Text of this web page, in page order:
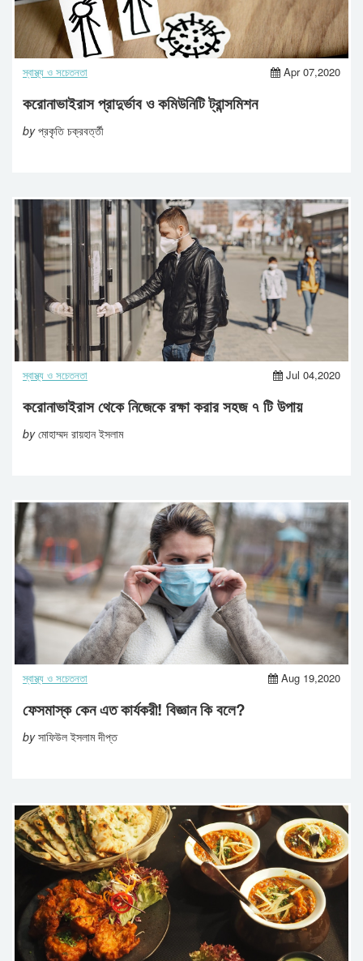
স্বাস্থ্য ও সচেতনতা Apr 07,2020
করোনাভাইরাস প্রাদুর্ভাব ও কমিউনিটি ট্রান্সমিশন
byপ্রকৃতি চক্রবর্ত্তী
স্বাস্থ্য ও সচেতনতা Jul 04,2020
করোনাভাইরাস থেকে নিজেকে রক্ষা করার সহজ ৭ টি উপায়
byমোহাম্মদ রায়হান ইসলাম
স্বাস্থ্য ও সচেতনতা Aug 19,2020
ফেসমাস্ক কেন এত কার্যকরী! বিজ্ঞান কি বলে?
byসাফিউল ইসলাম দীপ্ত